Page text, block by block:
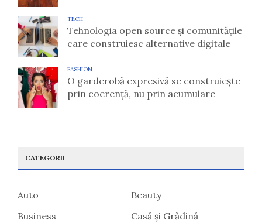
TECH
Tehnologia open source și comunitățile
care construiesc alternative digitale
FASHION
O garderobă expresivă se construiește
prin coerență, nu prin acumulare
CATEGORII
Auto
Beauty
Business
Casă și Grădină